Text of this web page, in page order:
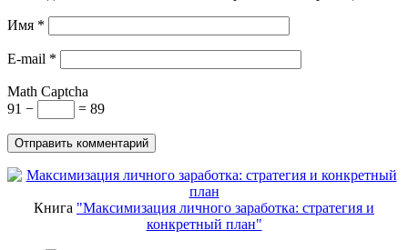
Имя *
E-mail *
Math Captcha
91 −
= 89
Книга "Максимизация личного заработка: стратегия и
конкретный план"